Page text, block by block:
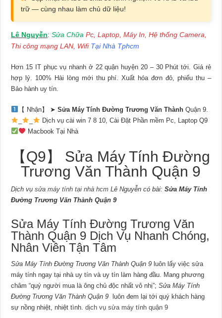
trữ — cùng nhau làm chủ dữ liệu!
Lê Nguyễn:Sửa Chữa Pc, Laptop, Máy In, Hệ thống Camera,
Thi công mạng LAN, Wifi Tại Nhà Tphcm
Hơn 15 IT phục vụ nhanh ở 22 quận huyện 20 – 30 Phút tới. Giá rẻ
hợp lý. 100% Hài lòng mới thu phí. Xuất hóa đơn đỏ, phiếu thu –
Bảo hành uy tín.
【 Nhận】 ➤Sửa Máy Tính Đường Trương Văn Thành Quận 9.
Dịch vụ cài win 7 8 10, Cài Đặt Phần mềm Pc, Laptop Q9
Macbook Tại Nhà
【Q9】 Sửa Máy Tính Đường
Trương Văn Thành Quận 9
Dịch vụ sửa máy tính tại nhà hcm Lê Nguyễn có bài:Sửa Máy Tính
Đường Trương Văn Thành Quận 9
Sửa Máy Tính Đường Trương Văn
Thành Quận 9 Dịch Vụ Nhanh Chóng,
Nhân Viên Tận Tâm
Sửa Máy Tính Đường Trương Văn Thành Quận 9luôn lấy việc sửa
máy tính ngay tại nhà uy tín và uy tín làm hàng đầu. Mang phương
châm “quý người mua là ông chủ độc nhất vô nhị”;Sửa Máy Tính
Đường Trương Văn Thành Quận 9luôn đem lại tới quý khách hàng
sự nồng nhiệt, nhiệt tình.dịch vụ sửa máy tính quận 9